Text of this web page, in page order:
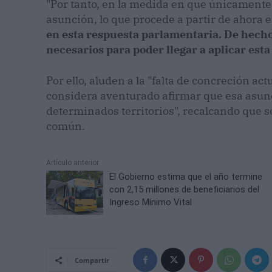
"Por tanto, en la medida en que
asunción, lo que procede a partir de ahora
en esta respuesta parlamentaria. De
necesarios para poder llegar a aplicar
Por ello, aluden a la "falta de concreción
considera aventurado afirmar que esa
determinados territorios", recalcando que
común.
Artículo anterior
El Gobierno estima que el año termine
con 2,15 millones de beneficiarios del
Ingreso Mínimo Vital
Compartir